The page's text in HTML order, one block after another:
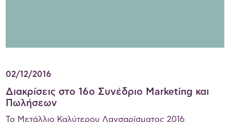
02/12/2016
Διακρίσεις στο 16ο Συνέδριο Marketing και
Πωλήσεων
Το Μετάλλιο Καλύτερου Λανσαρίσματος 2016